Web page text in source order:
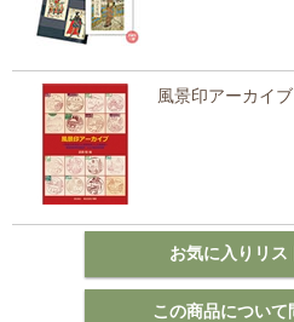
風景印アーカイブ